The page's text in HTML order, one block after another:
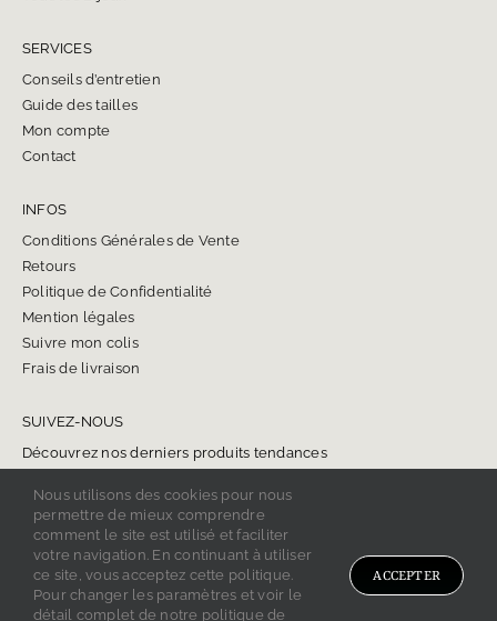
SERVICES
Conseils d’entretien
Guide des tailles
Mon compte
Contact
INFOS
Conditions Générales de Vente
Retours
Politique de Confidentialité
Mention légales
Suivre mon colis
Frais de livraison
SUIVEZ-NOUS
Découvrez nos derniers produits tendances
Copyright 2024 BIJOU ONYX.
Tous droits réservés.
Nous utilisons des cookies pour nous
permettre de mieux comprendre
comment le site est utilisé et faciliter
votre navigation. En continuant à utiliser
ce site, vous acceptez cette politique.
Pour changer les paramètres et voir le
détail complet de notre politique de
ACCEPTER